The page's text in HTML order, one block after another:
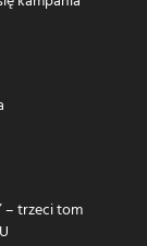
– trzeci tom